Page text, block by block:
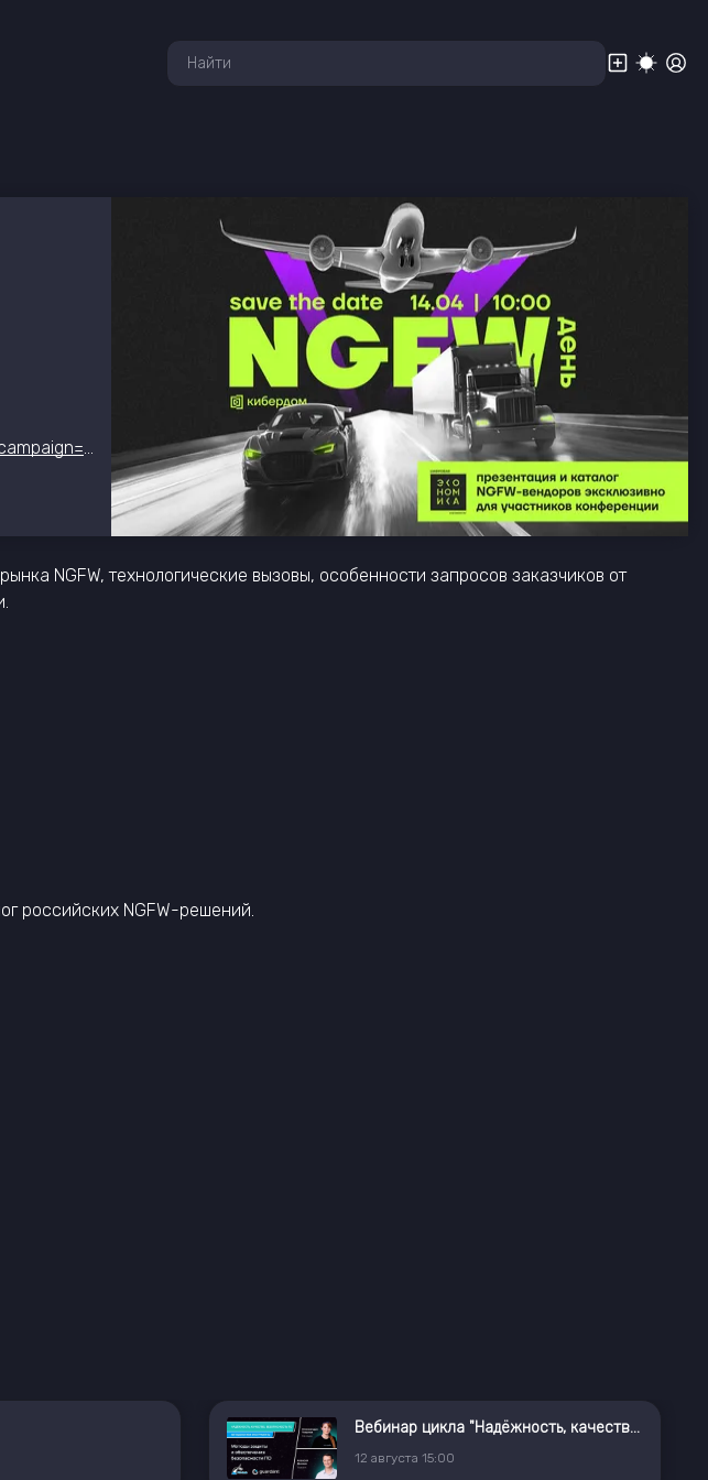
https://cyberdom.pro/ngfw?utm_source=it_event_hub&utm_medium=organic&utm_campaign=ngfw_iteventhub
NGFW, технологические вызовы, особенности запросов заказчиков от
российских NGFW-решений.
Вебинар цикла "Надёжность, качество, безопасность ПО: методология и инструменты"
12 августа 15:00